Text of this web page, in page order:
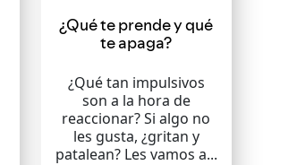
¿Qué te prende y qué
te apaga?
¿Qué tan impulsivos
son a la hora de
reaccionar? Si algo no
les gusta, ¿gritan y
patalean? Les vamos a...